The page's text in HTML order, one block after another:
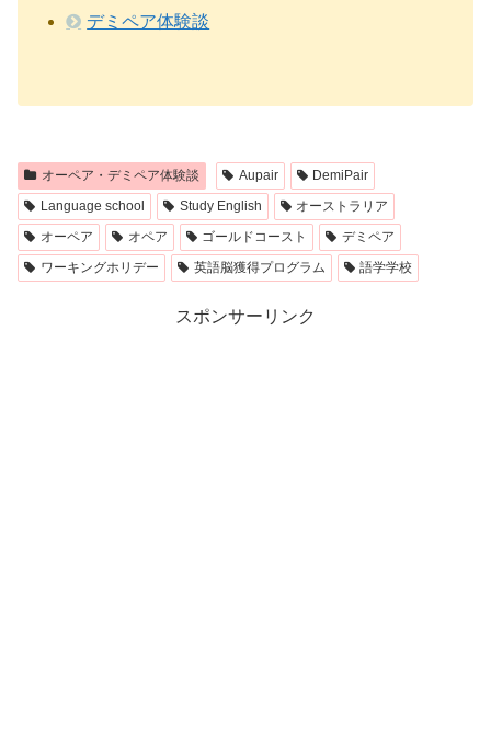
デミペア体験談
オーペア・デミペア体験談 Aupair
DemiPair
Language school
Study English
オーストラリア
オーペア
オペア ゴールドコースト
デミペア
ワーキングホリデー
英語脳獲得プログラム 語学学校
スポンサーリンク